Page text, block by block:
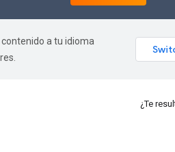
a tu idioma
¿Te